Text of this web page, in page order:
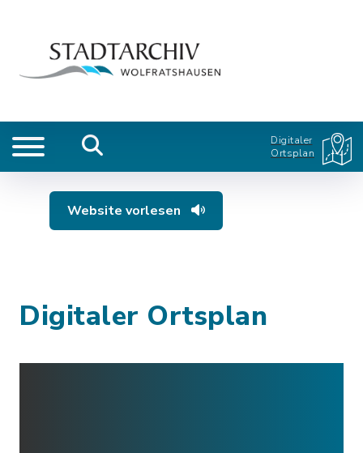
Digitaler
Ortsplan
Website vorlesen
Digitaler Ortsplan